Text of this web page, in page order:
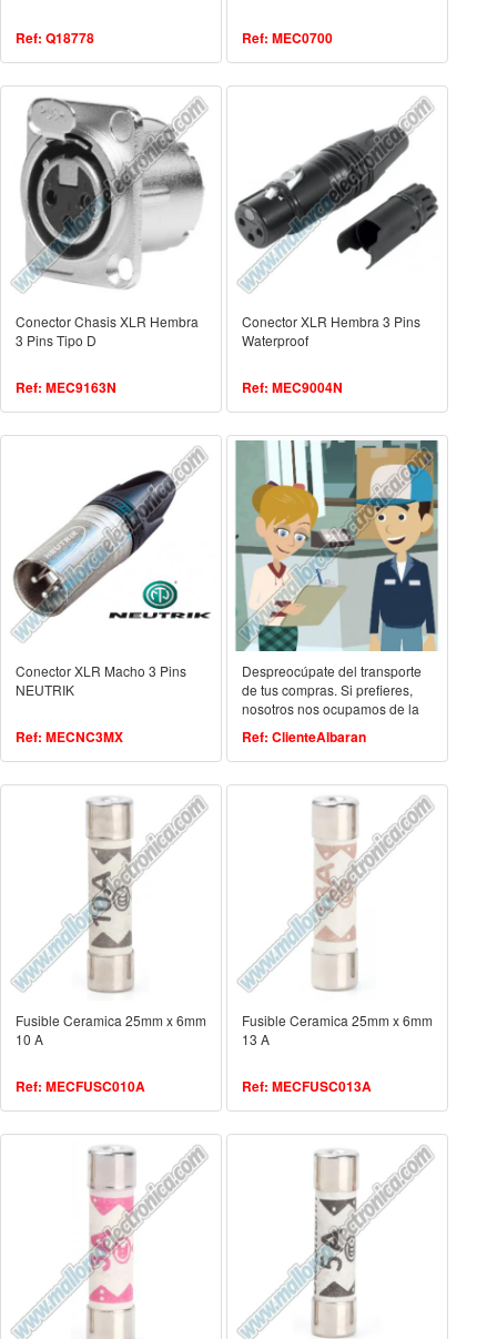
Ref: Q18778 Ref: MEC0700
Conector Chasis XLR Hembra
3 Pins Tipo D
Ref: MEC9163N
Conector XLR Hembra 3 Pins
Waterproof
Ref: MEC9004N
Conector XLR Macho 3 Pins
NEUTRIK
Ref: MECNC3MX
Despreocúpate del transporte
de tus compras. Si prefieres,
nosotros nos ocupamos de la
rápida y cómoda.
Ref: ClienteAlbaran
Fusible Ceramica 25mm x 6mm
10 A
Ref: MECFUSC010A
Fusible Ceramica 25mm x 6mm
13 A
Ref: MECFUSC013A